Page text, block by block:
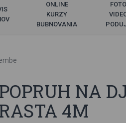
ONLINE
KURZY
BUBNOVANIA
NA
4M